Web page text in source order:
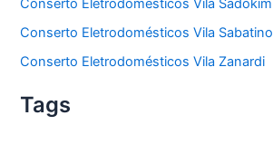
Conserto Eletrodomésticos Vila Sadokim
Conserto Eletrodomésticos Vila Sabatino
Conserto Eletrodomésticos Vila Zanardi
Tags